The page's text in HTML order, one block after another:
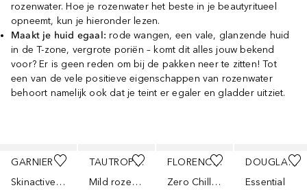
rozenwater. Hoe je rozenwater het beste in je beautyritueel
opneemt, kun je hieronder lezen.
Maakt je huid egaal:rode wangen, een vale, glanzende huid
in de T-zone, vergrote poriën – komt dit alles jouw bekend
voor? Er is geen reden om bij de pakken neer te zitten! Tot
een van de vele positieve eigenschappen van rozenwater
behoort namelijk ook dat je teint er egaler en gladder uitziet.
GARNIER
Skinactive Face Micellair Reinigingswater Met Rozenwater
TAUTROPFEN
Mild rozenwater
FLORENCE BY MILLS
Zero Chill Face Mist
DOUGLAS COLLECTION
Essential